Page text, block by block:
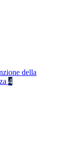
della
4